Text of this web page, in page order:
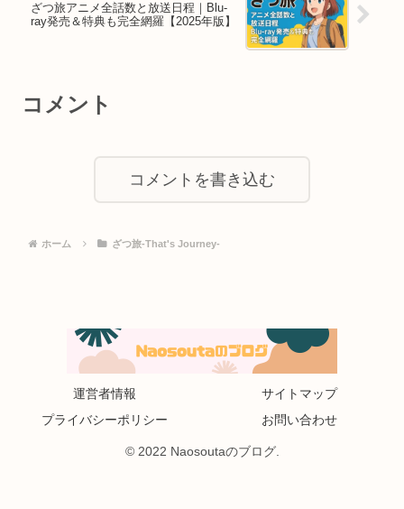
ざつ旅アニメ全話数と放送日程｜Blu-
ray発売＆特典も完全網羅【2025年版】
コメント
コメントを書き込む
ホーム ざつ旅-That's Journey-
運営者情報
サイトマップ
プライバシーポリシー
お問い合わせ
© 2022 Naosoutaのブログ.